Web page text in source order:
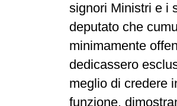
signori Ministri e i
deputato che
minimamente
dedicassero
meglio di credere
funzione,